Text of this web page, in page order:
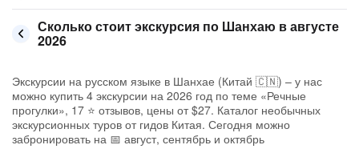
Сколько стоит экскурсия по Шанхаю в августе
2026
Экскурсии на русском языке в Шанхае (Китай 🇨🇳) – у нас
можно купить 4 экскурсии на 2026 год по теме «Речные
прогулки», 17 ⭐ отзывов, цены от $27. Каталог необычных
экскурсионных туров от гидов Китая. Сегодня можно
забронировать на 📅 август, сентябрь и октябрь